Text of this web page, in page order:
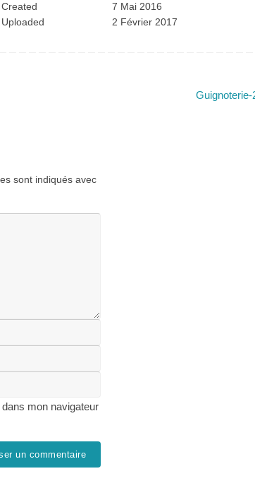
Created
7 Mai 2016
Uploaded
2 Février 2017
sont indiqués avec
mon navigateur